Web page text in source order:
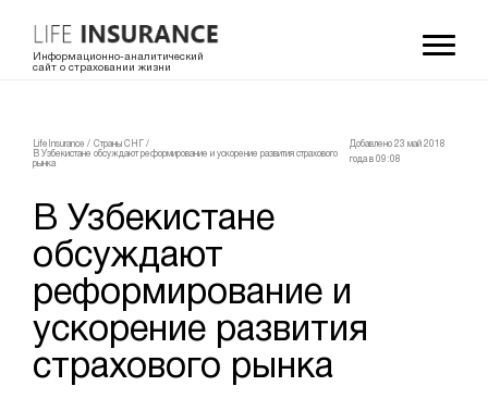
Информационно-аналитический
сайт о страховании жизни
LifeInsurance / Страны СНГ
/
В Узбекистане обсуждают реформирование и ускорение развития страхового
рынка
Добавлено 23 май 2018
года в 09:08
В Узбекистане
обсуждают
реформирование и
ускорение развития
страхового рынка